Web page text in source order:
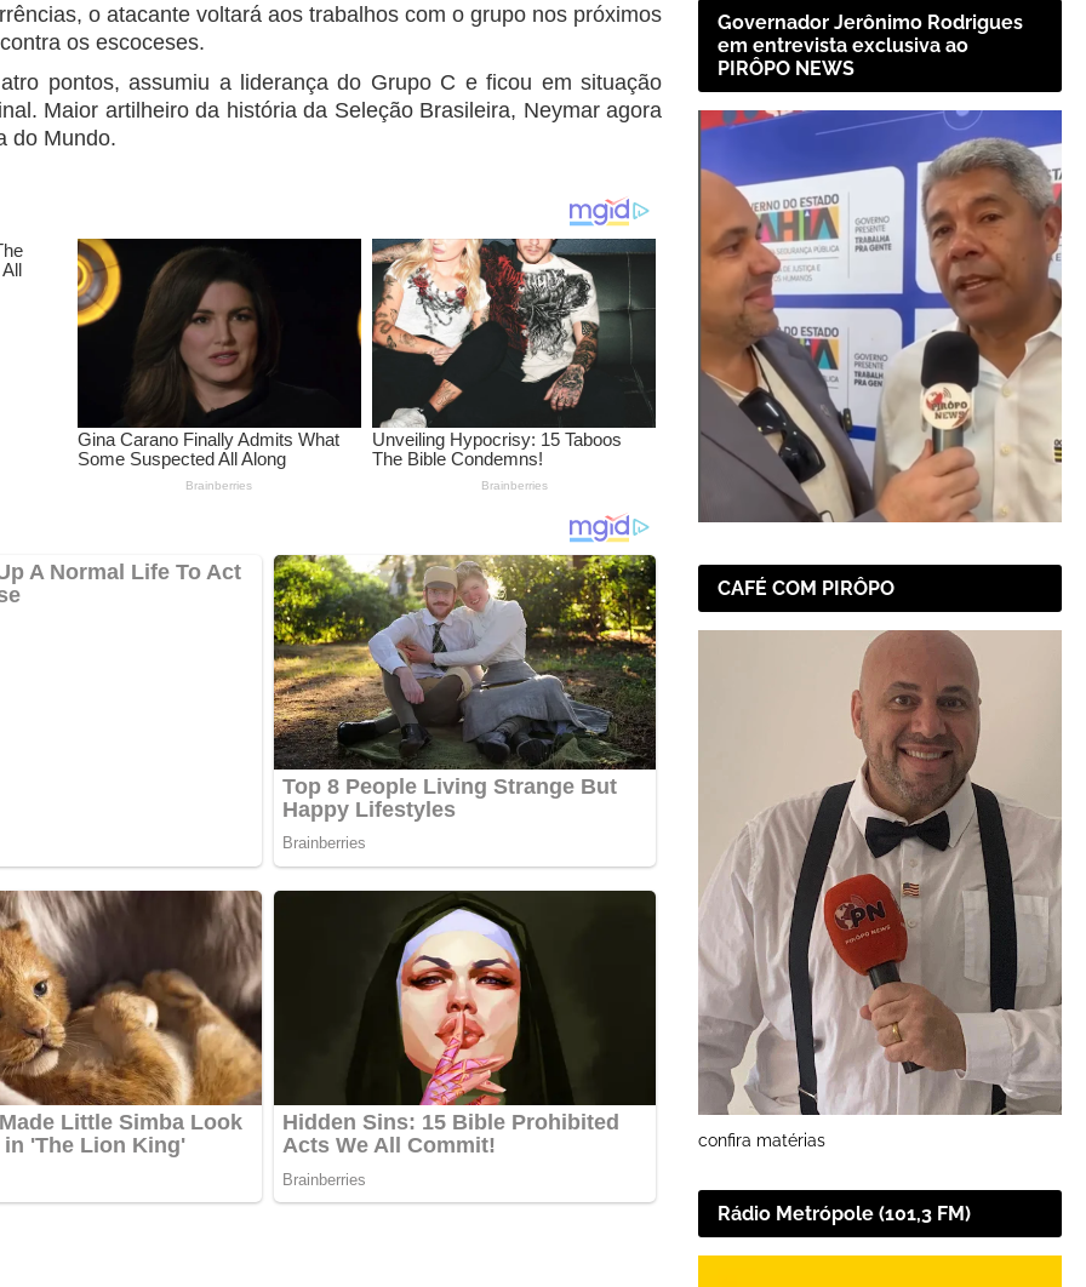
o atacante voltará aos trabalhos com o grupo nos próximos
os escoceses.
pontos, assumiu a liderança do Grupo C e ficou em situação
Maior artilheiro da história da Seleção Brasileira, Neymar agora
do Mundo.
Governador Jerônimo Rodrigues
em entrevista exclusiva ao
PIRÔPO NEWS
CAFÉ COM PIRÔPO
confira matérias
Rádio Metrópole (101,3 FM)